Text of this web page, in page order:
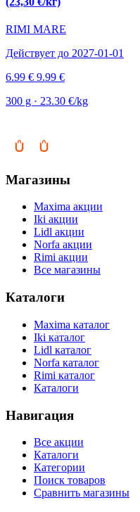
RIMI MARE
Действует до 2027-01-01
6.99 € 9.99 €
300 g · 23.30 €/kg
Магазины
Maxima акции
Iki акции
Lidl акции
Norfa акции
Rimi акции
Все магазины
Каталоги
Maxima каталог
Iki каталог
Lidl каталог
Norfa каталог
Rimi каталог
Каталоги
Навигация
Все акции
Каталоги
Категории
Поиск товаров
Сравнить магазины